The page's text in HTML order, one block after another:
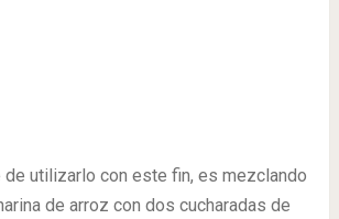
de utilizarlo con este fin, es mezclando
de arroz con dos cucharadas de